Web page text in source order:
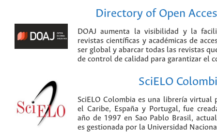
Directory of Open
DOAJ aumenta la visibilidad y la
revistas científicas y académicas de
ser global y abarcar todas las revistas
de control de calidad para garantizar el
SciELO
SciELO Colombia es una librería virtual
el Caribe, España y Portugal, fue
año de 1997 en Sao Pablo Brasil,
es gestionada por la Universidad